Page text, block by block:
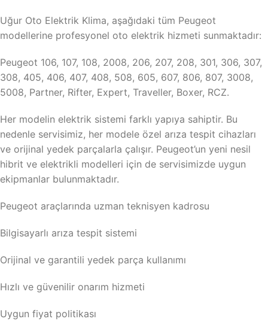
Uğur Oto Elektrik Klima, aşağıdaki tüm Peugeot
modellerine profesyonel oto elektrik hizmeti sunmaktadır:
Peugeot 106, 107, 108, 2008, 206, 207, 208, 301, 306, 307,
308, 405, 406, 407, 408, 508, 605, 607, 806, 807, 3008,
5008, Partner, Rifter, Expert, Traveller, Boxer, RCZ.
Her modelin elektrik sistemi farklı yapıya sahiptir. Bu
nedenle servisimiz, her modele özel arıza tespit cihazları
ve orijinal yedek parçalarla çalışır. Peugeot’un yeni nesil
hibrit ve elektrikli modelleri için de servisimizde uygun
ekipmanlar bulunmaktadır.
Peugeot araçlarında uzman teknisyen kadrosu
Bilgisayarlı arıza tespit sistemi
Orijinal ve garantili yedek parça kullanımı
Hızlı ve güvenilir onarım hizmeti
Uygun fiyat politikası